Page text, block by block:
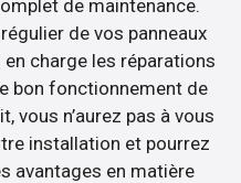
de maintenance.
de vos panneaux
charge les réparations
bon fonctionnement de
vous n’aurez pas à vous
installation et pourrez
avantages en matière